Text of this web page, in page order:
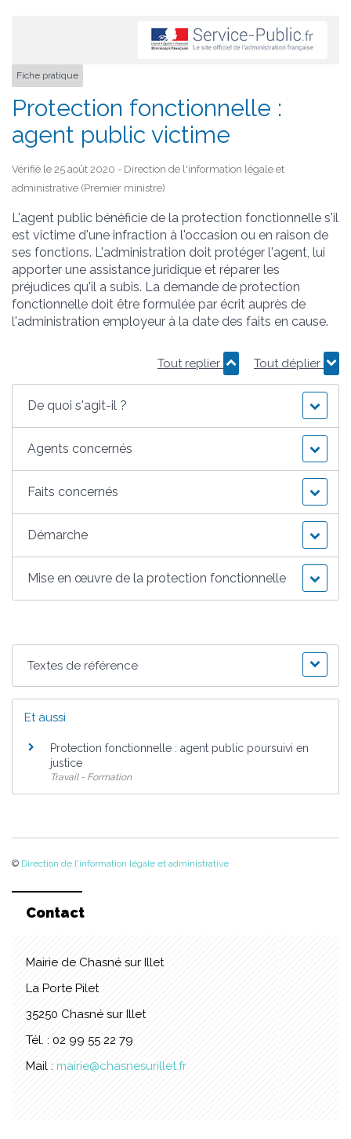
Fiche pratique
Protection fonctionnelle :
agent public victime
Vérifié le 25 août 2020 - Direction de l'information légale et
administrative (Premier ministre)
L'agent public bénéficie de la protection fonctionnelle s'il
est victime d'une infraction à l'occasion ou en raison de
ses fonctions. L'administration doit protéger l'agent, lui
apporter une assistance juridique et réparer les
préjudices qu'il a subis. La demande de protection
fonctionnelle doit être formulée par écrit auprès de
l'administration employeur à la date des faits en cause.
Tout replier Tout déplier
De quoi s'agit-il ?
Agents concernés
Faits concernés
Démarche
Mise en œuvre de la protection fonctionnelle
Textes de référence
Et aussi
Protection fonctionnelle : agent public poursuivi en
justice
Travail - Formation
© Direction de l'information légale et administrative
Contact
Mairie de Chasné sur Illet
La Porte Pilet
35250 Chasné sur Illet
Tél. : 02 99 55 22 79
Mail : mairie@chasnesurillet.fr